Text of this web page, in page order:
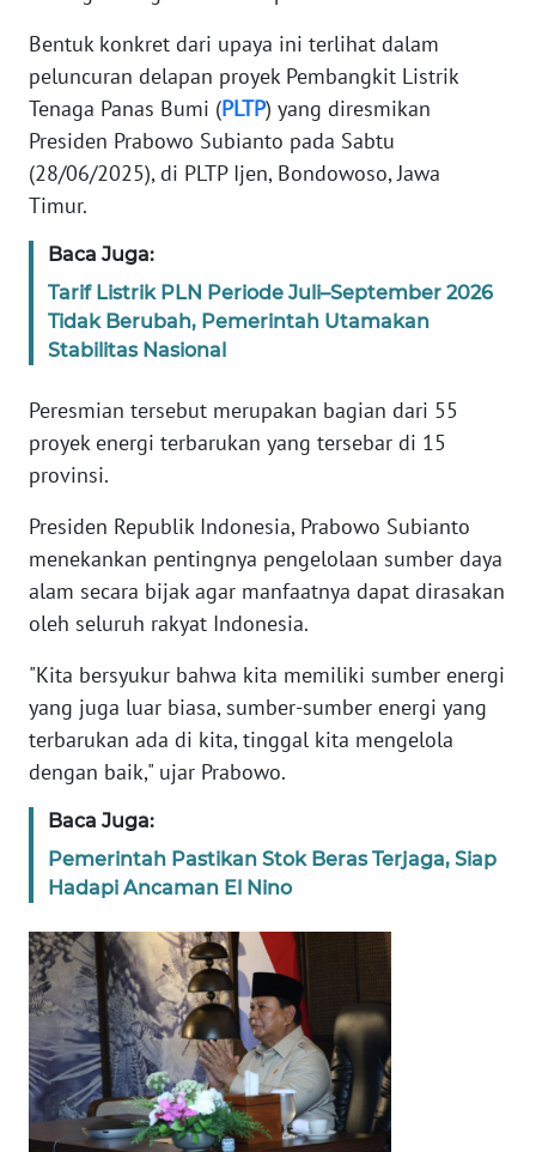
Bentuk konkret dari upaya ini terlihat dalam
peluncuran delapan proyek Pembangkit Listrik
Tenaga Panas Bumi (PLTP) yang diresmikan
Presiden Prabowo Subianto pada Sabtu
(28/06/2025), di PLTP Ijen, Bondowoso, Jawa
Timur.
Baca Juga:
Tarif Listrik PLN Periode Juli–September 2026
Tidak Berubah, Pemerintah Utamakan
Stabilitas Nasional
Peresmian tersebut merupakan bagian dari 55
proyek energi terbarukan yang tersebar di 15
provinsi.
Presiden Republik Indonesia, Prabowo Subianto
menekankan pentingnya pengelolaan sumber daya
alam secara bijak agar manfaatnya dapat dirasakan
oleh seluruh rakyat Indonesia.
"Kita bersyukur bahwa kita memiliki sumber energi
yang juga luar biasa, sumber-sumber energi yang
terbarukan ada di kita, tinggal kita mengelola
dengan baik," ujar Prabowo.
Baca Juga:
Pemerintah Pastikan Stok Beras Terjaga, Siap
Hadapi Ancaman El Nino
BERITA
KONTAK
KAMI
INFO
TENTANG
KAMI
MEDIA
SIBER
REDAKSI
KARIR
DISCLAIMER
Wahana
News
Regional
WN
SUMUT
WN
JAKARTA
WN
JABAR
WN
BANTEN
WN